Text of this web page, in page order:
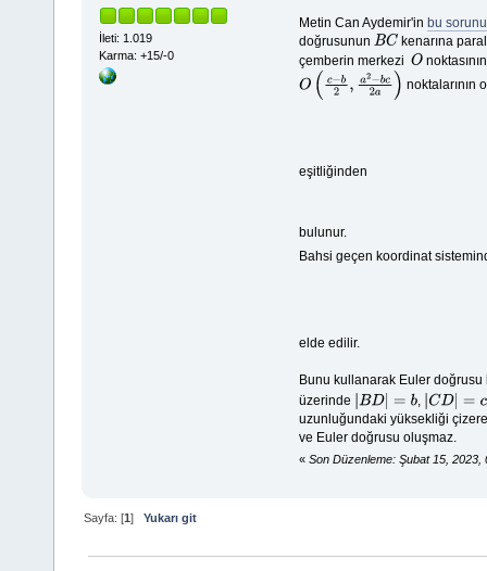
İleti: 1.019
Karma: +15/-0
Metin Can Aydemir'in bu
doğrusunun BC kenarına
çemberin merkezi O
O( c−b2,a2−bc2a ) noktalarının
eşitliğinden
bulunur.
Bahsi geçen koordinat
elde edilir.
Bunu kullanarak Euler
üzerinde BD|= , CD|=
uzunluğundaki yüksekliği
ve Euler doğrusu oluşmaz.
« Son Düzenleme: Şubat 15,
Sayfa: [1]Yukarı git